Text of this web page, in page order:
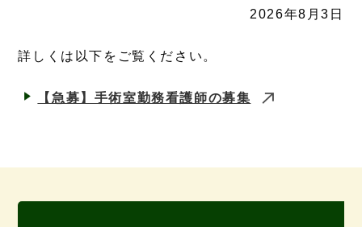
2026年8月3日
詳しくは以下をご覧ください。
【急募】手術室勤務看護師の募集